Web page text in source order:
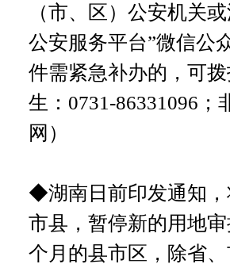
（市、区）公安机关
公安服务平台”微信公
件需紧急补办的，可
生：0731-86331096；
网）
◆湖南日前印发通知，
市县，暂停新的用地
个月的县市区，除省